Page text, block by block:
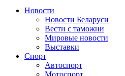
Сайт про автомобили
Новости
Новости Беларуси
Вести с таможни
Мировые новости
Выставки
Спорт
Автоспорт